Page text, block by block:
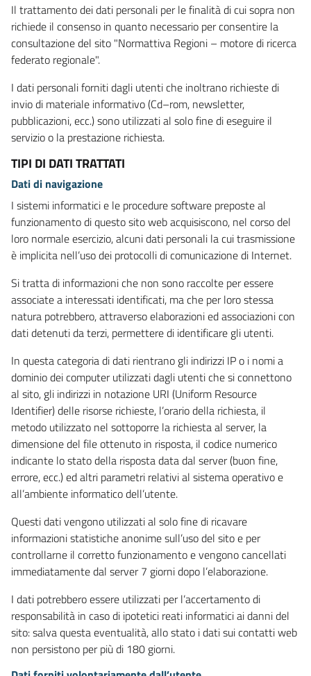
Il trattamento dei dati personali per le finalità di cui sopra non
richiede il consenso in quanto necessario per consentire la
consultazione del sito "Normattiva Regioni – motore di ricerca
federato regionale".
I dati personali forniti dagli utenti che inoltrano richieste di
invio di materiale informativo (Cd–rom, newsletter,
pubblicazioni, ecc.) sono utilizzati al solo fine di eseguire il
servizio o la prestazione richiesta.
TIPI DI DATI TRATTATI
Dati di navigazione
I sistemi informatici e le procedure software preposte al
funzionamento di questo sito web acquisiscono, nel corso del
loro normale esercizio, alcuni dati personali la cui trasmissione
è implicita nell’uso dei protocolli di comunicazione di Internet.
Si tratta di informazioni che non sono raccolte per essere
associate a interessati identificati, ma che per loro stessa
natura potrebbero, attraverso elaborazioni ed associazioni con
dati detenuti da terzi, permettere di identificare gli utenti.
In questa categoria di dati rientrano gli indirizzi IP o i nomi a
dominio dei computer utilizzati dagli utenti che si connettono
al sito, gli indirizzi in notazione URI (Uniform Resource
Identifier) delle risorse richieste, l’orario della richiesta, il
metodo utilizzato nel sottoporre la richiesta al server, la
dimensione del file ottenuto in risposta, il codice numerico
indicante lo stato della risposta data dal server (buon fine,
errore, ecc.) ed altri parametri relativi al sistema operativo e
all’ambiente informatico dell’utente.
Questi dati vengono utilizzati al solo fine di ricavare
informazioni statistiche anonime sull’uso del sito e per
controllarne il corretto funzionamento e vengono cancellati
immediatamente dal server 7 giorni dopo l’elaborazione.
I dati potrebbero essere utilizzati per l’accertamento di
responsabilità in caso di ipotetici reati informatici ai danni del
sito: salva questa eventualità, allo stato i dati sui contatti web
non persistono per più di 180 giorni.